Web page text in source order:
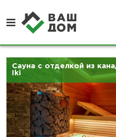
Отделка деревянных домов
Отделка бань и парных
Портфолио
Контакты
Сауна с отделкой из
Iki